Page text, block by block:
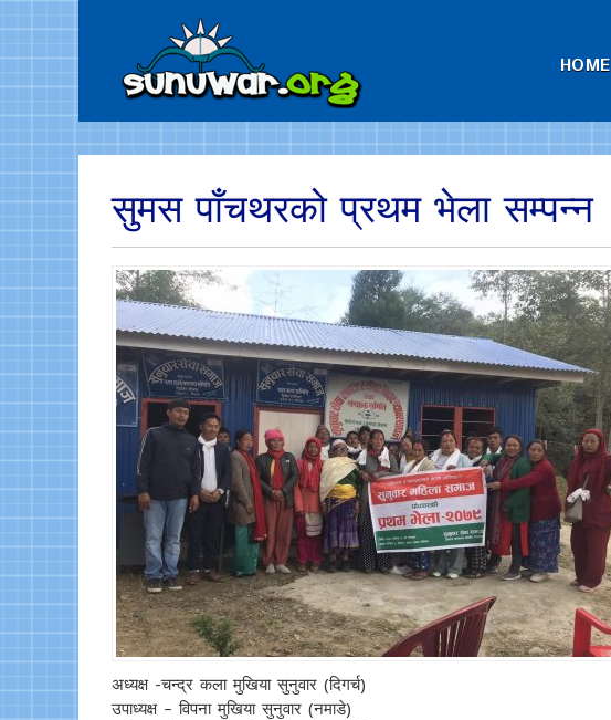
HOME
सुमस पाँचथरको प्रथम भेला सम्पन्न
अध्यक्ष -चन्द्र कला मुखिया सुनुवार (दिगर्च)
उपाध्यक्ष – विपना मुखिया सुनुवार (नमाडे)